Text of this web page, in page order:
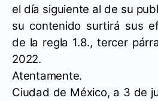
el día siguiente al de su
su contenido surtirá sus
de la regla 1.8., tercer
2022.
Atentamente.
Ciudad de México, a 3 de